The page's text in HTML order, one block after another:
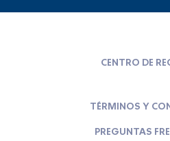
CENTRO DE
TÉRMINOS Y
PREGUNTAS